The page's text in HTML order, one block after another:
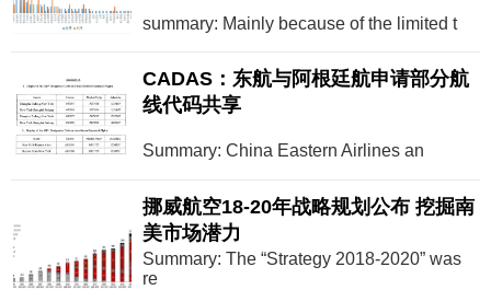
summary: Mainly because of the limited t
CADAS：东航与阿根廷航申请部分航
线代码共享
Summary: China Eastern Airlines an
挪威航空18-20年战略规划公布 挖掘南
美市场潜力
Summary: The “Strategy 2018-2020” was
re